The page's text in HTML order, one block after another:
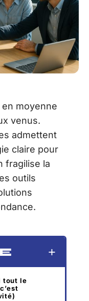
moyenne
venus.
admettent
claire pour
fragilise la
outils
tout le